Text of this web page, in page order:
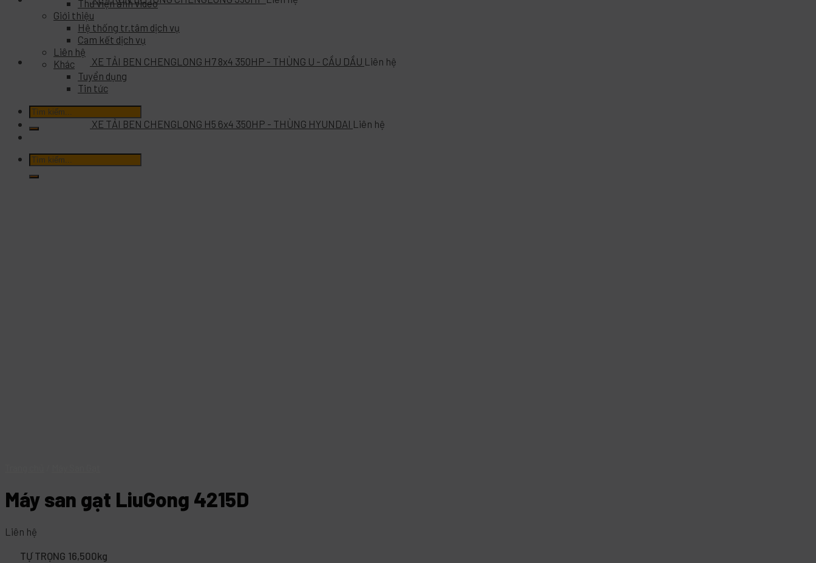
Thư viện ảnh video
Giới thiệu
Hệ thống tr.tâm dịch vụ
Cam kết dịch vụ
Liên hệ
Khác
Tuyển dụng
Tin tức
Tìm
kiếm:
Tìm
kiếm:
XE TẢI BEN CHENGLONG H7 8x4 350HP - THÙNG U - CẦU DẦU Liên hệ
XE TẢI BEN CHENGLONG H5 6x4 350HP - THÙNG HYUNDAI Liên hệ
Máy san gạt LiuGong 4215D
Liên hệ
TỰ TRỌNG 16,500kg